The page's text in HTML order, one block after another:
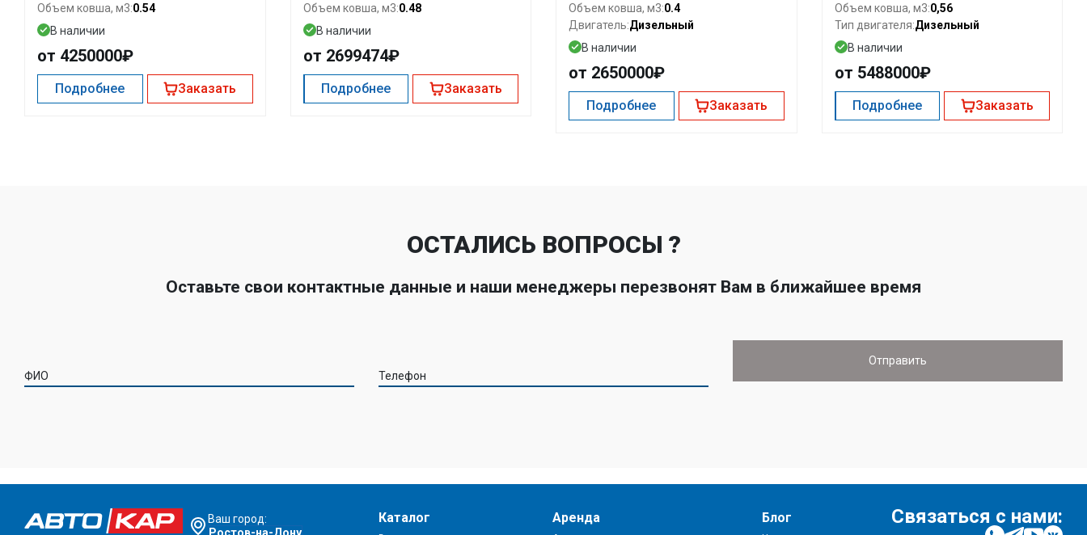
Объем ковша, м3:0.54
В наличии
от 4250000₽
Подробнее Заказать
Объем ковша, м3:0.48
В наличии
от 2699474₽
Подробнее Заказать
Объем ковша, м3:0.4
Двигатель:Дизельный
В наличии
от 2650000₽
Подробнее Заказать
Объем ковша, м3:0,56
Тип двигателя:Дизельный
В наличии
от 5488000₽
Подробнее Заказать
ОСТАЛИСЬ ВОПРОСЫ ?
Оставьте свои контактные данные и наши менеджеры перезвонят Вам в ближайшее время
ФИО Телефон
Ваш город:
Каталог Аренда Блог Связаться с нами: